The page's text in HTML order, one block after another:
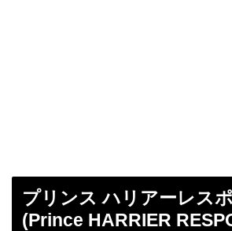
プリンス ハリアーレス
(Prince HARRIER